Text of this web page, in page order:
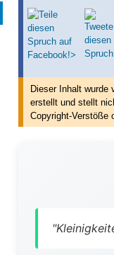
Dieser Inhalt wurde
erstelltund stellt
Copyright-Verstöße